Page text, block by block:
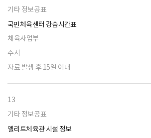
기타 정보공표
국민체육센터 강습시간표
체육사업부
수시
자료 발생 후 15일 이내
13
기타 정보공표
엘리트체육관 시설 정보